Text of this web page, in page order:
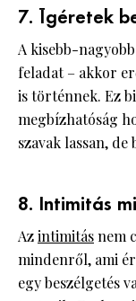
7. Ígéretek
A kisebb-
feladat – akkor
is történnek. Ez
megbízhatóság
szavak lassan,
8. Intimitás
Azintimitásnem
mindenről, ami
egy beszélgetés